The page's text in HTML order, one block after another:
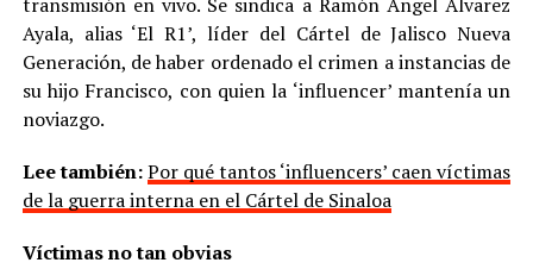
Ayala, alias ‘El R1’, líder del Cártel de Jalisco Nueva
Generación, de haber ordenado el crimen a instancias de
su hijo Francisco, con quien la ‘influencer’ mantenía un
noviazgo.
Lee también:Por qué tantos ‘influencers’ caen víctimas
de la guerra interna en el Cártel de Sinaloa
Víctimas no tan obvias